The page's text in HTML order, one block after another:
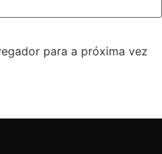
para a próxima vez